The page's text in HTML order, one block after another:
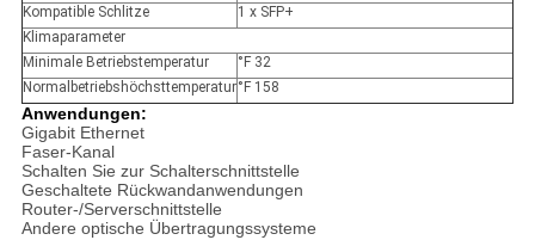
Kompatible Schlitze
1 x SFP+
Klimaparameter
Minimale Betriebstemperatur
°F 32
Normalbetriebshöchsttemperatur°F 158
Anwendungen:
Gigabit Ethernet
Faser-Kanal
Schalten Sie zur Schalterschnittstelle
Geschaltete Rückwandanwendungen
Router-/Serverschnittstelle
Andere optische Übertragungssysteme